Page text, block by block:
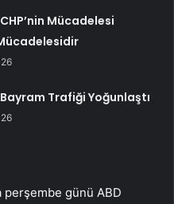
Mücadelesi
Bayram Trafiği Yoğunlaştı
perşembe günü ABD